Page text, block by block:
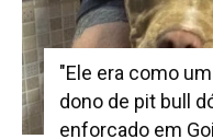
"Ele era como
dono de pit bull
enforcado em